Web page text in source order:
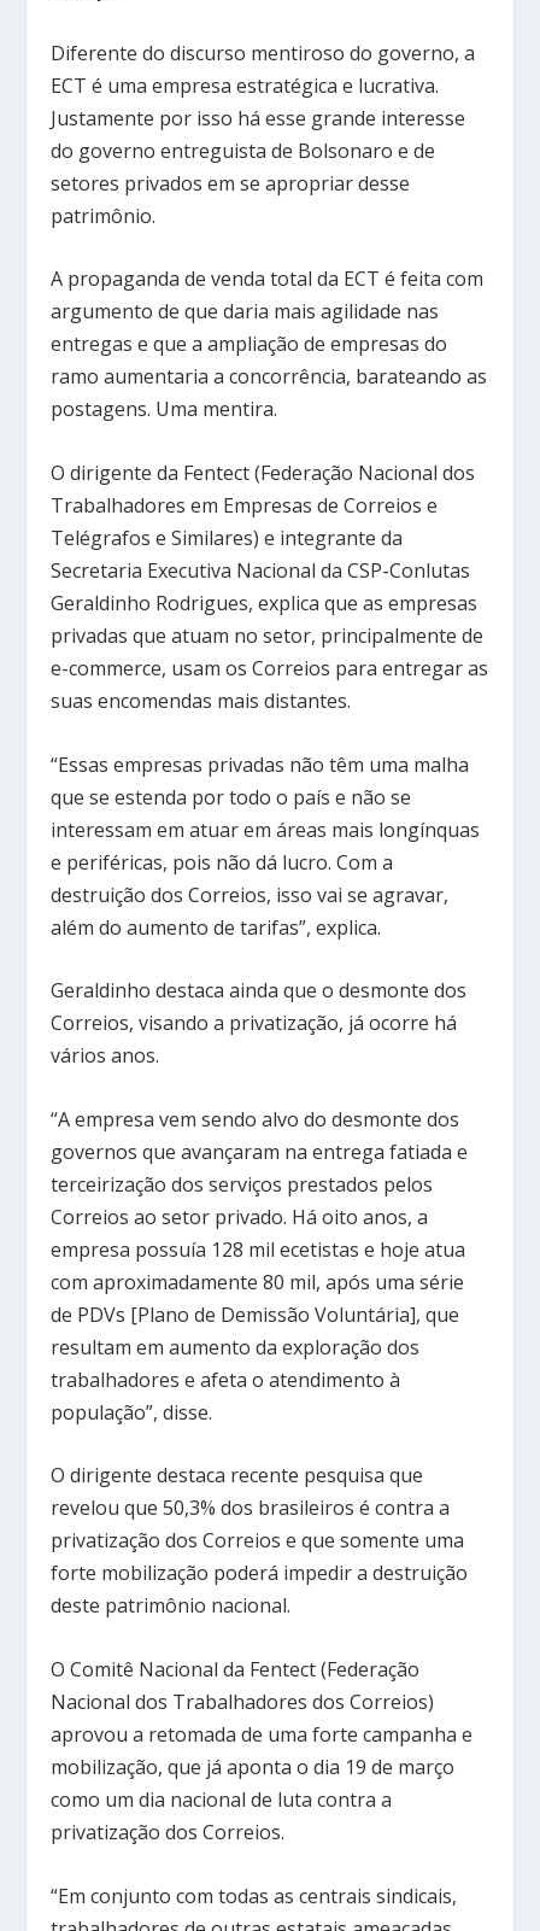
Diferente do discurso mentiroso do governo, a
ECT é uma empresa estratégica e lucrativa.
Justamente por isso há esse grande interesse
do governo entreguista de Bolsonaro e de
setores privados em se apropriar desse
patrimônio.
A propaganda de venda total da ECT é feita com
argumento de que daria mais agilidade nas
entregas e que a ampliação de empresas do
ramo aumentaria a concorrência, barateando as
postagens. Uma mentira.
O dirigente da Fentect (Federação Nacional dos
Trabalhadores em Empresas de Correios e
Telégrafos e Similares) e integrante da
Secretaria Executiva Nacional da CSP-Conlutas
Geraldinho Rodrigues, explica que as empresas
privadas que atuam no setor, principalmente de
e-commerce, usam os Correios para entregar as
suas encomendas mais distantes.
“Essas empresas privadas não têm uma malha
que se estenda por todo o país e não se
interessam em atuar em áreas mais longínquas
e periféricas, pois não dá lucro. Com a
destruição dos Correios, isso vai se agravar,
além do aumento de tarifas”, explica.
Geraldinho destaca ainda que o desmonte dos
Correios, visando a privatização, já ocorre há
vários anos.
“A empresa vem sendo alvo do desmonte dos
governos que avançaram na entrega fatiada e
terceirização dos serviços prestados pelos
Correios ao setor privado. Há oito anos, a
empresa possuía 128 mil ecetistas e hoje atua
com aproximadamente 80 mil, após uma série
de PDVs [Plano de Demissão Voluntária], que
resultam em aumento da exploração dos
trabalhadores e afeta o atendimento à
população”, disse.
O dirigente destaca recente pesquisa que
revelou que 50,3% dos brasileiros é contra a
privatização dos Correios e que somente uma
forte mobilização poderá impedir a destruição
deste patrimônio nacional.
O Comitê Nacional da Fentect (Federação
Nacional dos Trabalhadores dos Correios)
aprovou a retomada de uma forte campanha e
mobilização, que já aponta o dia 19 de março
como um dia nacional de luta contra a
privatização dos Correios.
“Em conjunto com todas as centrais sindicais,